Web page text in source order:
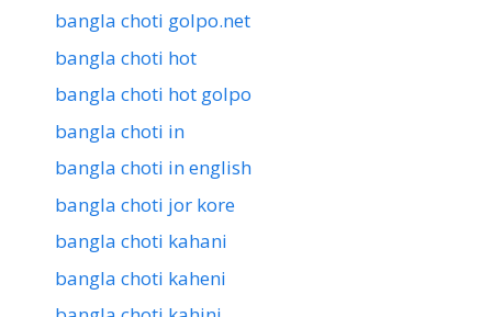
bangla choti golpo.net
bangla choti hot
bangla choti hot golpo
bangla choti in
bangla choti in english
bangla choti jor kore
bangla choti kahani
bangla choti kaheni